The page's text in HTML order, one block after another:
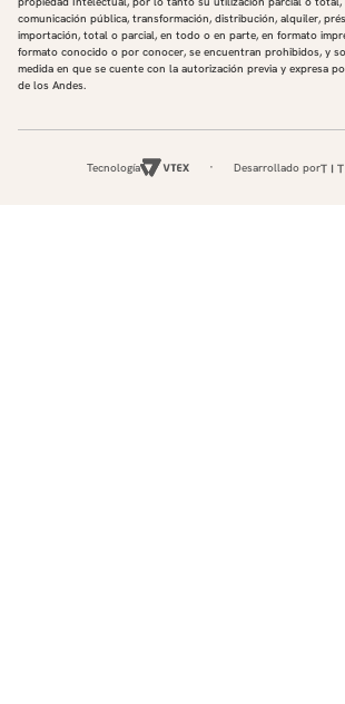
comunicación pública, transformación, distribución, alquiler,
importación, total o parcial, en todo o en parte, en formato
formato conocido o por conocer, se encuentran prohibidos, y
medida en que se cuente con la autorización previa y expresa
de los Andes.
Tecnología Desarrollado por